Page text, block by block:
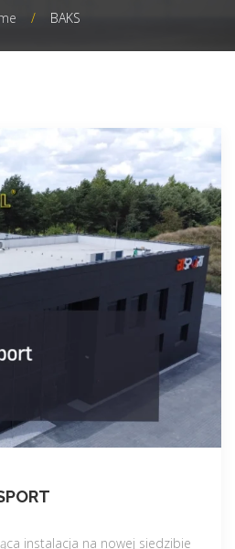
/ BAKS
instalacja na nowej siedzibie